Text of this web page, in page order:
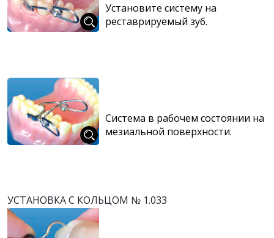
Установите систему на
реставрируемый зуб.
Система в рабочем состоянии на
мезиальной поверхности.
УСТАНОВКА С КОЛЬЦОМ № 1.033